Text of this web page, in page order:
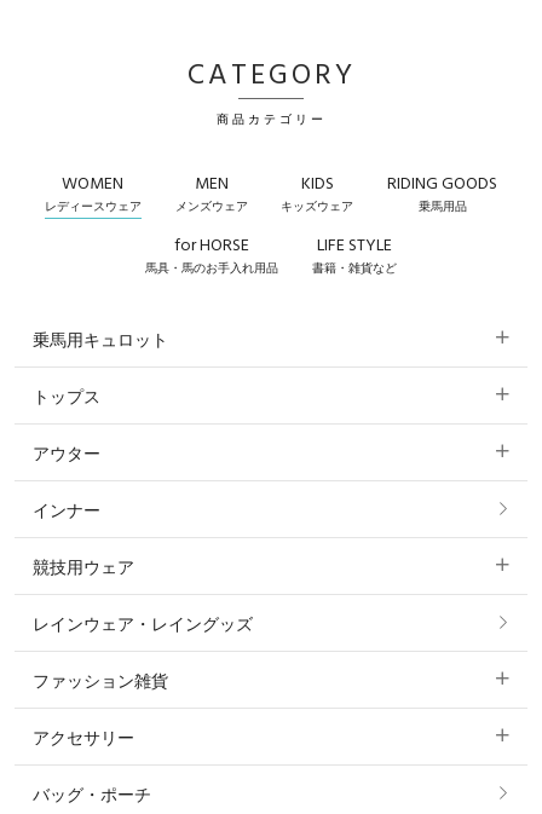
CATEGORY
商品カテゴリー
WOMEN
レディースウェア
MEN
メンズウェア
KIDS
キッズウェア
RIDING GOODS
乗馬用品
for HORSE
馬具・馬のお手入れ用品
LIFE STYLE
書籍・雑貨など
乗馬用キュロット
すべてのキュロット
フルグリップ・尻革 キュロット
ニーグリップ・膝革 キュロット
トップス
すべてのトップス
ポロシャツ
カットソー・Tシャツ・タンクトップ
ニット・セーター
アウター
すべてのアウター
コート
ジャケット・ブルゾン
インナー
競技用ウェア
すべての競技用ウェア
ショージャケット
ショーシャツ
レインウェア・レイングッズ
ファッション雑貨
すべてのファッション雑貨
ソックス
アクセサリー
すべてのアクセサリー
バッグ・ポーチ